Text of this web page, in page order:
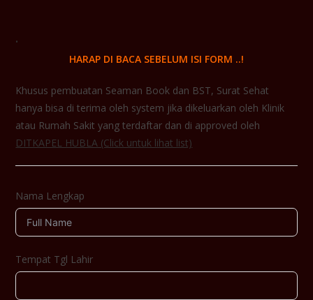
.
HARAP DI BACA SEBELUM ISI FORM ..!
Khusus pembuatan Seaman Book dan BST, Surat Sehat
hanya bisa di terima oleh system jika dikeluarkan oleh Klinik
atau Rumah Sakit yang terdaftar dan di approved oleh
DITKAPEL HUBLA (Click untuk lihat list)
Nama Lengkap
Tempat Tgl Lahir